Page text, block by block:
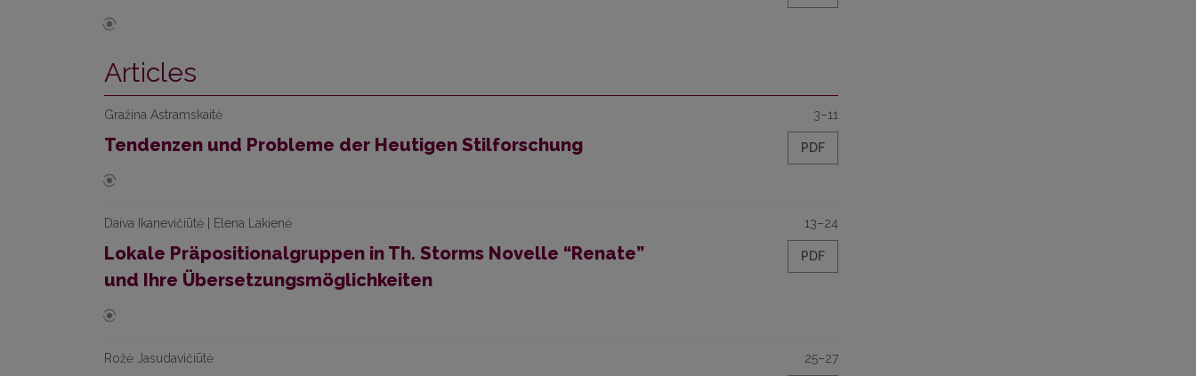
Articles
Gražina Astramskaitė
Tendenzen und Probleme der Heutigen Stilforschung
3–11
PDF
Daiva Ikanevičiūtė | Elena Lakienė
Lokale Präpositionalgruppen in Th. Storms Novelle “Renate”
und Ihre Übersetzungsmöglichkeiten
13–24
PDF
Rožė Jasudavičiūtė 25–27